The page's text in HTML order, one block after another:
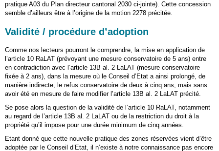
pratique A03 du Plan directeur cantonal 2030 ci-jointe). Cette concession
semble d’ailleurs être à l’origine de la motion 2278 précitée.
Validité / procédure d’adoption
Comme nos lecteurs pourront le comprendre, la mise en application de
l’article 10 RaLAT (prévoyant une mesure conservatoire de 5 ans) entre
en contradiction avec l’article 13B al. 2 LaLAT (mesure conservatoire
fixée à 2 ans), dans la mesure où le Conseil d’Etat a ainsi prolongé, de
manière indirecte, le refus conservatoire de deux à cinq ans, mais sans
avoir été en mesure de faire modifier l’article 13B al. 2 LaLAT précité.
Se pose alors la question de la validité de l’article 10 RaLAT, notamment
au regard de l’article 13B al. 2 LaLAT ou de la restriction du droit à la
propriété qu’il impose pour une durée minimum de cinq années.
Etant donné que cette nouvelle pratique des zones réservées vient d’être
adoptée par le Conseil d’Etat, il n’existe à notre connaissance pas encore